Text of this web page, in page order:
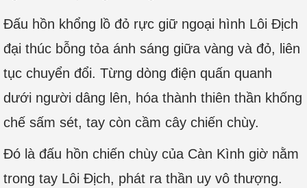
Đấu hồn khổng lồ đỏ rực giữ ngoại hình Lôi Địch
đại thúc bỗng tỏa ánh sáng giữa vàng và đỏ, liên
tục chuyển đổi. Từng dòng điện quấn quanh
dưới người dâng lên, hóa thành thiên thần khống
chế sấm sét, tay còn cầm cây chiến chùy.
Đó là đấu hồn chiến chùy của Càn Kình giờ nằm
trong tay Lôi Địch, phát ra thần uy vô thượng.